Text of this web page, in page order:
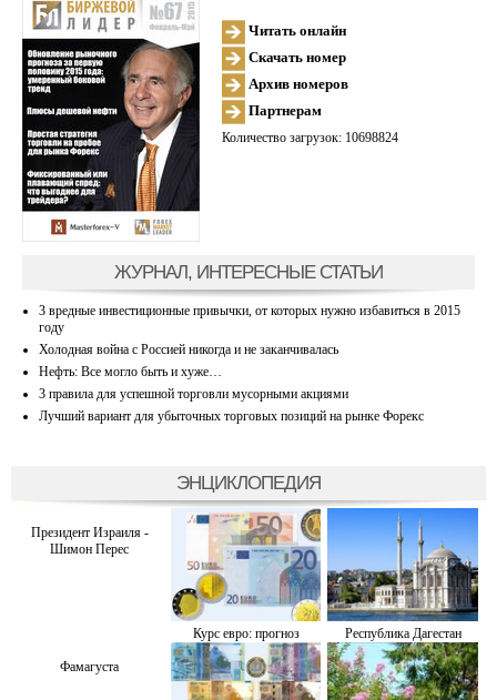
Читать онлайн
Скачать номер
Архив номеров
Партнерам
Количество загрузок: 10698824
ЖУРНАЛ, ИНТЕРЕСНЫЕ СТАТЬИ
3 вредные инвестиционные привычки, от которых нужно избавиться в 2015
году
Холодная война с Россией никогда и не заканчивалась
Нефть: Все могло быть и хуже…
3 правила для успешной торговли мусорными акциями
Лучший вариант для убыточных торговых позиций на рынке Форекс
ЭНЦИКЛОПЕДИЯ
Президент Израиля -
Шимон Перес
Курс евро: прогноз Республика Дагестан
Фамагуста